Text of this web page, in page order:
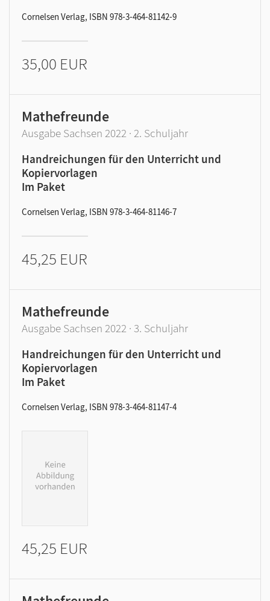
Cornelsen Verlag, ISBN 978-3-464-81142-9
35,00 EUR
Mathefreunde
Ausgabe Sachsen 2022 · 2. Schuljahr
Handreichungen für den Unterricht und
Kopiervorlagen
Im Paket
Cornelsen Verlag, ISBN 978-3-464-81146-7
45,25 EUR
Mathefreunde
Ausgabe Sachsen 2022 · 3. Schuljahr
Handreichungen für den Unterricht und
Kopiervorlagen
Im Paket
Cornelsen Verlag, ISBN 978-3-464-81147-4
45,25 EUR